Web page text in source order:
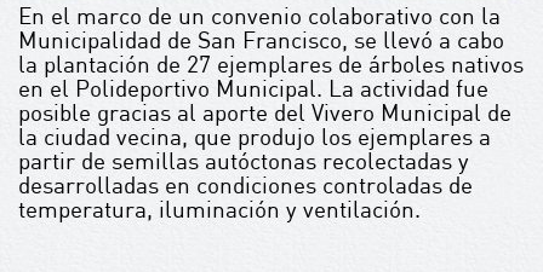
En el marco de un convenio colaborativo con la
Municipalidad de San Francisco, se llevó a cabo
la plantación de 27 ejemplares de árboles nativos
en el Polideportivo Municipal. La actividad fue
posible gracias al aporte del Vivero Municipal de
la ciudad vecina, que produjo los ejemplares a
partir de semillas autóctonas recolectadas y
desarrolladas en condiciones controladas de
temperatura, iluminación y ventilación.